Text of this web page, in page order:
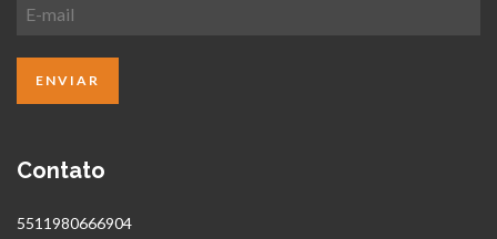
Contato
5511980666904